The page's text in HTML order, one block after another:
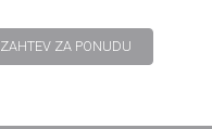
ZAHTEV ZA PONUDU